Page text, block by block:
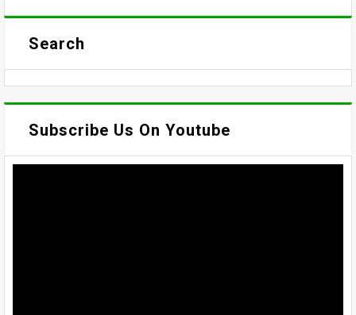
Search
Subscribe Us On Youtube